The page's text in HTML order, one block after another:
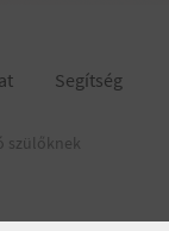
Segítség
szülőknek